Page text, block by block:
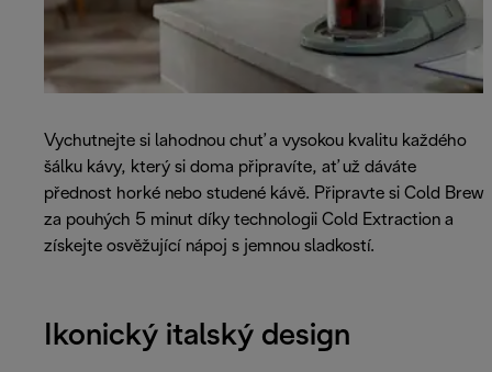
Vychutnejte si lahodnou chuť a vysokou kvalitu každého
šálku kávy, který si doma připravíte, ať už dáváte
přednost horké nebo studené kávě. Připravte si Cold Brew
za pouhých 5 minut díky technologii Cold Extraction a
získejte osvěžující nápoj s jemnou sladkostí.
Ikonický italský design